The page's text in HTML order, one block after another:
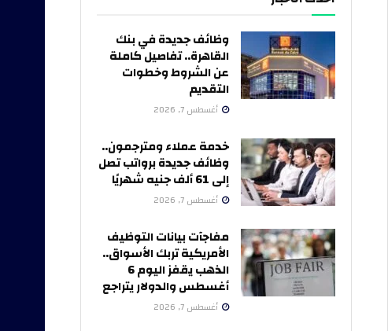
وظائف جديدة في بنك
القاهرة.. تفاصيل كاملة
عن الشروط وخطوات
التقديم
أغسطس 7, 2026
خدمة عملاء ومترجمون..
وظائف جديدة برواتب تصل
إلى 61 ألف جنيه شهريًا
أغسطس 7, 2026
مفاجآت بيانات التوظيف
الأمريكية تربك الأسواق..
الذهب يقفز اليوم 6
أغسطس والدولار يتراجع
أغسطس 7, 2026